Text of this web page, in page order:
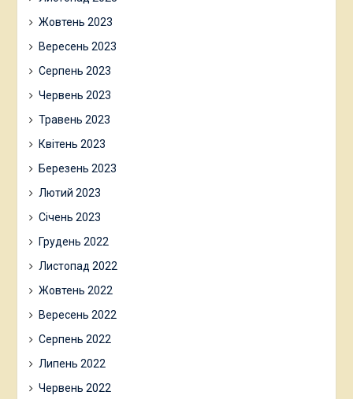
Жовтень 2023
Вересень 2023
Серпень 2023
Червень 2023
Травень 2023
Квітень 2023
Березень 2023
Лютий 2023
Січень 2023
Грудень 2022
Листопад 2022
Жовтень 2022
Вересень 2022
Серпень 2022
Липень 2022
Червень 2022